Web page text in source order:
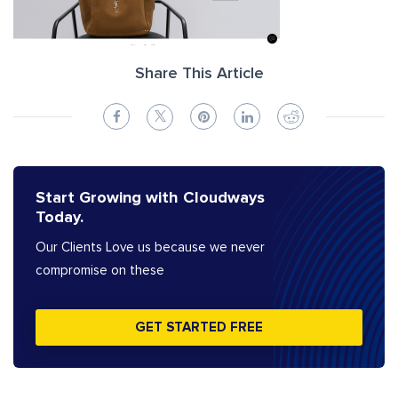
Share This Article
Start Growing with Cloudways
Today.
Our Clients Love us because we never
compromise on these
GET STARTED FREE